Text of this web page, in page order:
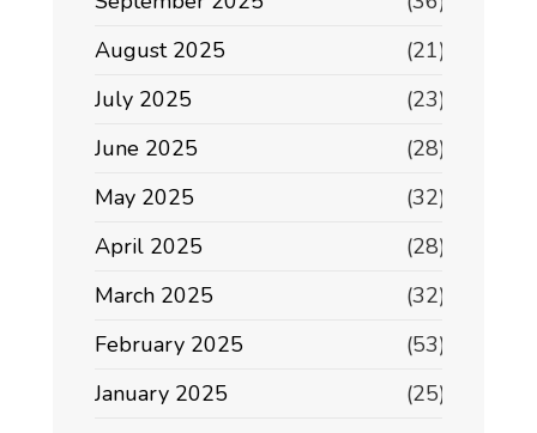
August 2025
(21)
July 2025
(23)
June 2025
(28)
May 2025
(32)
April 2025
(28)
March 2025
(32)
February 2025
(53)
January 2025
(25)